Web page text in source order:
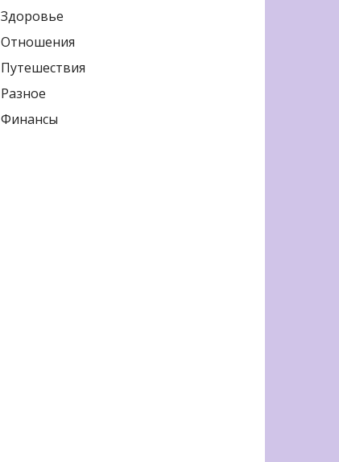
Здоровье
Отношения
Путешествия
Разное
Финансы